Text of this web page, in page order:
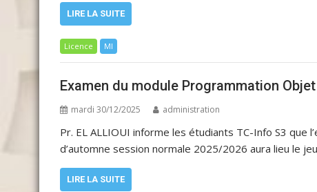
LIRE LA SUITE
Licence MI
Examen du module Programmation
mardi 30/12/2025 administration
Pr. EL ALLIOUI informe les étudiants TC-Info S3
d’automne session normale 2025/2026 aura lieu le
LIRE LA SUITE